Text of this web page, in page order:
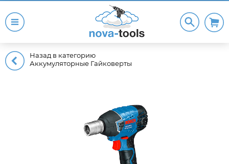
Назад в категорию
Аккумуляторные Гайковерты